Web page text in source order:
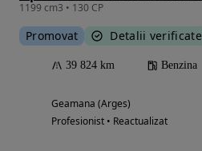
1199 cm3 • 130 CP
Promovat Detalii verificate
39 824 km Benzina
Geamana (Arges)
Profesionist • Reactualizat